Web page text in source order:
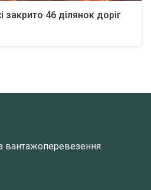
закрито 46 ділянок доріг
вантажоперевезення